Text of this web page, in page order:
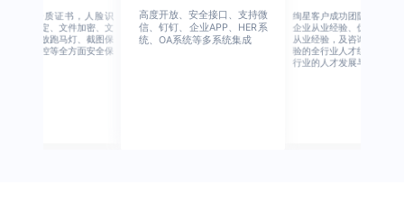
业权威资质证书，人脸识
、设备绑定、文件加密、文
水印、播放跑马灯、截图保
、权限管控等全方面安全保
高度开放、安全接口、支持微
信、钉钉、企业APP、HER系
统、OA系统等多系统集成
绚星客户成功团队，由有多
企业从业经验、优秀培训机
从业经验，及咨询公司从业
验的全行业人才组成，涉猎
行业的人才发展与培养模块